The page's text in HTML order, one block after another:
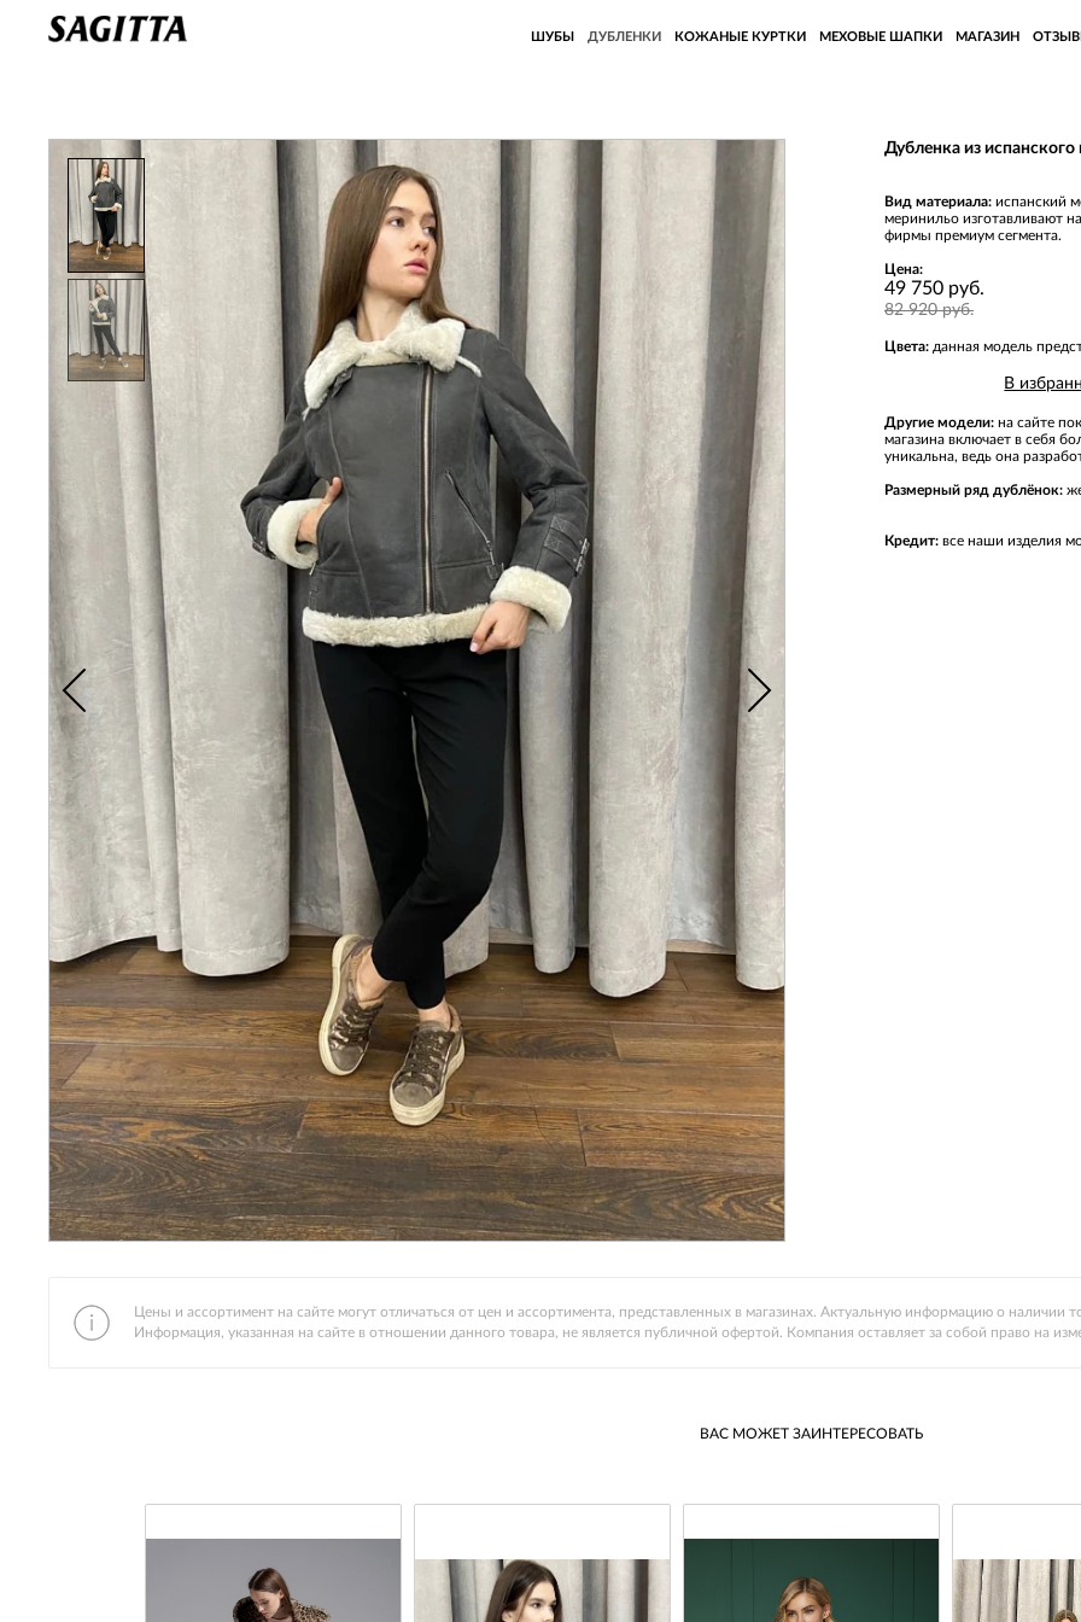
ШУБЫ ДУБЛЕНКИ КОЖАНЫЕ КУРТКИ МЕХОВЫЕ ШАПКИ МАГАЗИН
Дубленка из
Вид материала: испанский
меринильо изготавливают
фирмы премиум сегмента.
Цена:
49 750 руб.
82 920 руб.
Цвета: данная модель
В
Другие модели: на сайте
магазина включает в себя
уникальна, ведь она
Размерный ряд дублёнок:
Кредит: все наши изделия
Цены и ассортимент на сайте могут отличаться от цен и ассортимента, представленных в магазинах. Актуальную информацию о наличии
Информация, указанная на сайте в отношении данного товара, не является публичной офертой. Компания оставляет за собой право на
ВАС МОЖЕТ ЗАИНТЕРЕСОВАТЬ